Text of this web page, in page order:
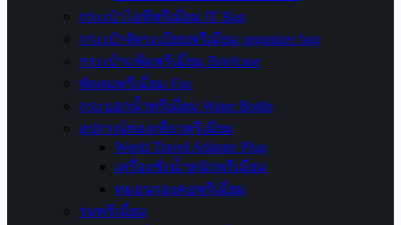
กระเป๋าไอทีพรีเมี่ยม IT Bag
กระเป๋าจัดระเบียบพรีเมี่ยม organizer bag
กระเป๋าแฟ้มพรีเมี่ยม Briefcase
พัดลมพรีเมี่ยม Fan
กระบอกน้ำพรีเมี่ยม Water Bottle
อุปกรณ์ท่องเที่ยวพรีเมี่ยม
World Travel Adapter Plug
เครื่องชั่งน้ำหนักพรีเมี่ยม
หมอนรองคอพรีเมี่ยม
ร่มพรีเมี่ยม